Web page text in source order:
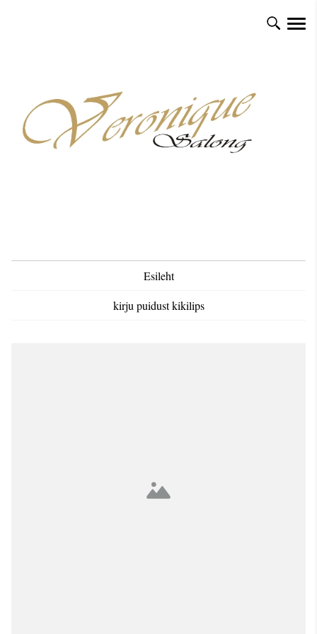
Esileht
kirju puidust kikilips